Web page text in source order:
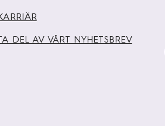
DEL AV VÅRT NYHETSBREV